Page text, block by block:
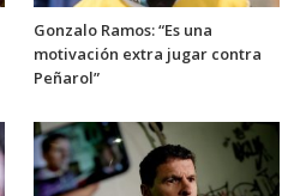
Gonzalo Ramos: “Es una
motivación extra jugar contra
Peñarol”